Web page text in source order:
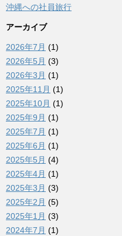
沖縄への社員旅行
アーカイブ
2026年7月 (1)
2026年5月 (3)
2026年3月 (1)
2025年11月 (1)
2025年10月 (1)
2025年9月 (1)
2025年7月 (1)
2025年6月 (1)
2025年5月 (4)
2025年4月 (1)
2025年3月 (3)
2025年2月 (5)
2025年1月 (3)
2024年7月 (1)